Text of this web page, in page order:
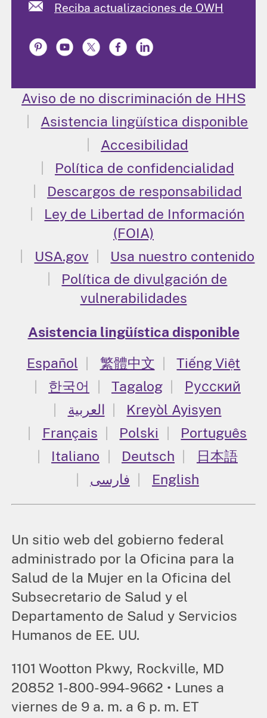
Reciba actualizaciones de OWH
Aviso de no discriminación de HHS
Asistencia lingüística disponible
Accesibilidad
Política de confidencialidad
Descargos de responsabilidad
Ley de Libertad de Información
(FOIA)
USA.gov
Usa nuestro contenido
Política de divulgación de
vulnerabilidades
Asistencia lingüística disponible
Español
繁體中文
Tiếng Việt
한국어
Tagalog
Русский
العربية
Kreyòl Ayisyen
Français
Polski
Português
Italiano
Deutsch
日本語
فارسی
English
Un sitio web del gobierno federal
administrado por la Oficina para la
Salud de la Mujer en la Oficina del
Subsecretario de Salud y el
Departamento de Salud y Servicios
Humanos de EE. UU.
1101 Wootton Pkwy, Rockville, MD
20852 1-800-994-9662 • Lunes a
viernes de 9 a. m. a 6 p. m. ET